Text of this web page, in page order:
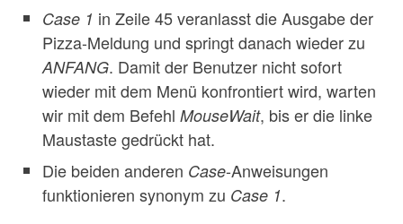
Case 1 in Zeile 45 veranlasst die Ausgabe der
Pizza-Meldung und springt danach wieder zu
ANFANG. Damit der Benutzer nicht sofort
wieder mit dem Menü konfrontiert wird, warten
wir mit dem BefehlMouseWait, bis er die linke
Maustaste gedrückt hat.
Die beiden anderen Case-Anweisungen
funktionieren synonym zu Case 1.